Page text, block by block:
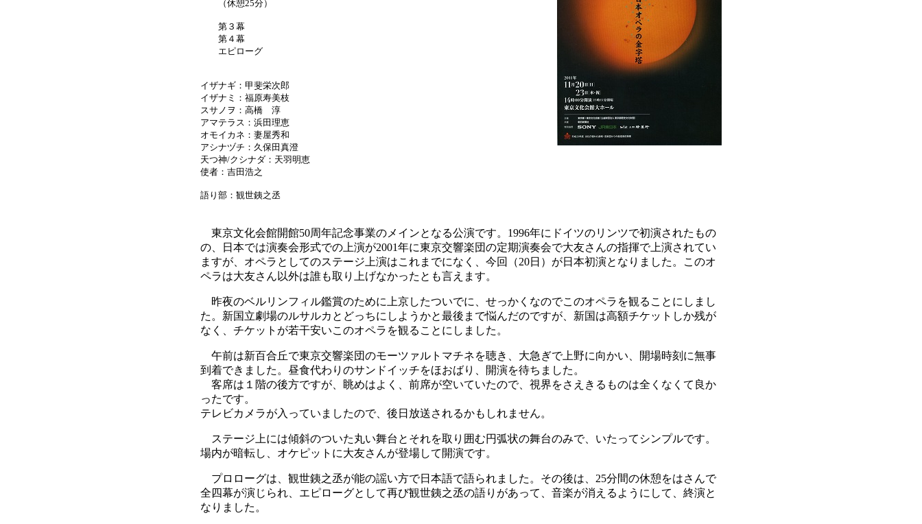
（休憩25分）
第３幕
第４幕
エピローグ
イザナギ：甲斐栄次郎
イザナミ：福原寿美枝
スサノヲ：高橋 淳
アマテラス：浜田理恵
オモイカネ：妻屋秀和
アシナヅチ：久保田真澄
天つ神/クシナダ：天羽明恵
使者：吉田浩之
語り部：観世銕之丞
東京文化会館開館50周年記念事業のメインとなる公演です。1996年にドイツのリンツで初演されたもの
の、日本では演奏会形式での上演が2001年に東京交響楽団の定期演奏会で大友さんの指揮で上演されてい
ますが、オペラとしてのステージ上演はこれまでになく、今回（20日）が日本初演となりました。このオ
ペラは大友さん以外は誰も取り上げなかったとも言えます。
昨夜のベルリンフィル鑑賞のために上京したついでに、せっかくなのでこのオペラを観ることにしまし
た。新国立劇場のルサルカとどっちにしようかと最後まで悩んだのですが、新国は高額チケットしか残が
なく、チケットが若干安いこのオペラを観ることにしました。
午前は新百合丘で東京交響楽団のモーツァルトマチネを聴き、大急ぎで上野に向かい、開場時刻に無事
到着できました。昼食代わりのサンドイッチをほおばり、開演を待ちました。
客席は１階の後方ですが、眺めはよく、前席が空いていたので、視界をさえきるものは全くなくて良か
ったです。
テレビカメラが入っていましたので、後日放送されるかもしれません。
ステージ上には傾斜のついた丸い舞台とそれを取り囲む円弧状の舞台のみで、いたってシンプルです。
場内が暗転し、オケピットに大友さんが登場して開演です。
プロローグは、観世銕之丞が能の謡い方で日本語で語られました。その後は、25分間の休憩をはさんで
全四幕が演じられ、エピローグとして再び観世銕之丞の語りがあって、音楽が消えるようにして、終演と
なりました。